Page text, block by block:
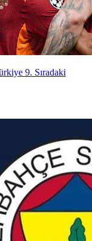
9. Sıradaki